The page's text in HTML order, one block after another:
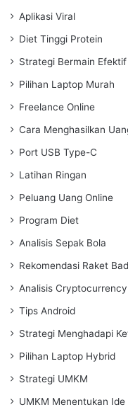
Aplikasi Viral
Diet Tinggi Protein
Strategi Bermain Efektif
Pilihan Laptop Murah
Freelance Online
Cara Menghasilkan
Port USB Type-C
Latihan Ringan
Peluang Uang Online
Program Diet
Analisis Sepak Bola
Rekomendasi Raket
Analisis Cryptocurrency
Tips Android
Strategi Menghadapi
Pilihan Laptop Hybrid
Strategi UMKM
UMKM Menentukan Ide